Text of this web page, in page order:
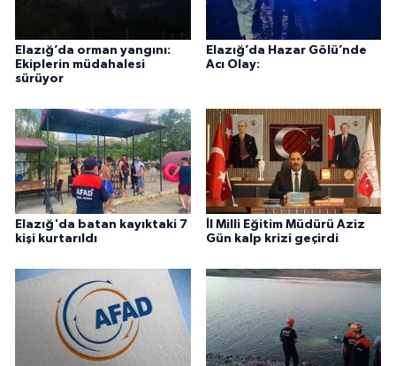
Elazığ’da orman yangını:
Ekiplerin müdahalesi
sürüyor
Elazığ’da Hazar Gölü’nde
Acı Olay:
Elazığ'da batan kayıktaki 7
kişi kurtarıldı
İl Milli Eğitim Müdürü Aziz
Gün kalp krizi geçirdi